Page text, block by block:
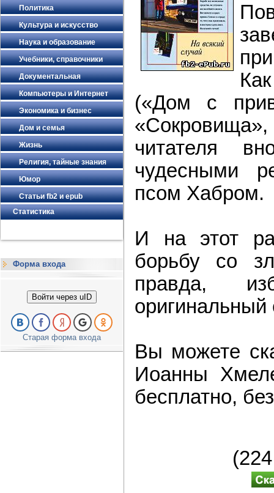
Политика
Культура и искусство
Наука и образование
Учебники, справочники
Документальная
Компьютеры и Интернет
Экономика и бизнес
Дом и семья
Жизнь
Религия, тайные знания
Юмор
Статьи fb2 и epub
Статистика
Форма входа
Войти через uID
Старая форма входа
(«Дом с
«Сокровища»,
читателя
чудесными
псом Хабром.
И на этот
борьбу со
правда,
оригинальный
Вы можете
Иоанны
бесплатно,